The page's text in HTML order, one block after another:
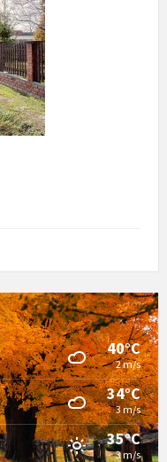
40°C
2 m/s
34°C
3 m/s
35°C
3 m/s